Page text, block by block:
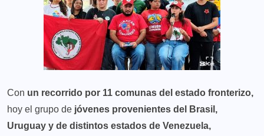
Con un recorrido por 11 comunas del estado fronterizo,
hoy el grupo de jóvenes provenientes del Brasil,
Uruguay y de distintos estados de Venezuela,